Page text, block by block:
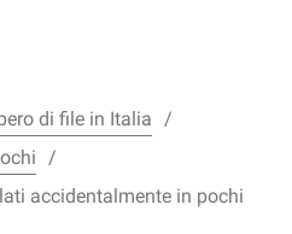
di file in Italia
accidentalmente in pochi